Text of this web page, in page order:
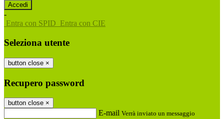
-
Entra con SPID Entra con CIE
Seleziona utente
button close ×
Recupero password
button close ×
E-mail Verrà inviato un messaggio